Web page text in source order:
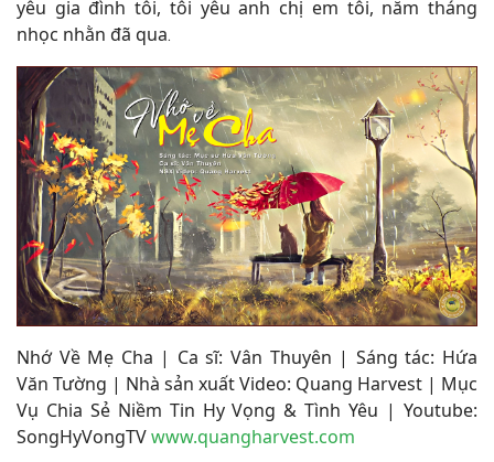
yêu gia đình tôi, tôi yêu anh chị em tôi, năm tháng
nhọc nhằn đã qua.
Nhớ Về Mẹ Cha | Ca sĩ: Vân Thuyên | Sáng tác: Hứa
Văn Tường | Nhà sản xuất Video: Quang Harvest | Mục
Vụ Chia Sẻ Niềm Tin Hy Vọng & Tình Yêu | Youtube:
SongHyVongTVwww.quangharvest.com